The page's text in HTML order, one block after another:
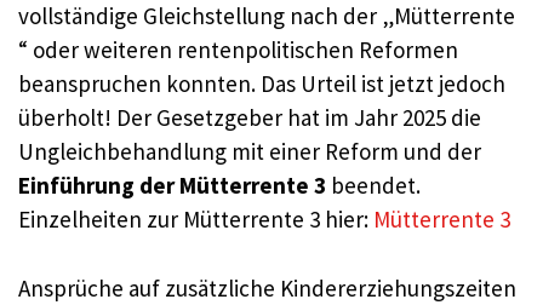
vollständige Gleichstellung nach der „Mütterrente
“ oder weiteren rentenpolitischen Reformen
beanspruchen konnten. Das Urteil ist jetzt jedoch
überholt! Der Gesetzgeber hat im Jahr 2025 die
Ungleichbehandlung mit einer Reform und der
Einführung der Mütterrente 3 beendet.
Einzelheiten zur Mütterrente 3 hier: Mütterrente 3
Ansprüche auf zusätzliche Kindererziehungszeiten